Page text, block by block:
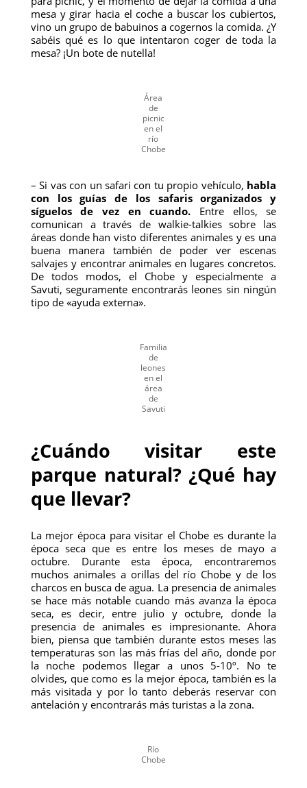
mesa y girar hacia el coche a buscar los cubiertos,
vino un grupo de babuinos a cogernos la comida. ¿Y
sabéis qué es lo que intentaron coger de toda la
mesa? ¡Un bote de nutella!
Área
de
picnic
en el
río
Chobe
– Si vas con un safari con tu propio vehículo, habla
con los guías de los safaris organizados y
síguelos de vez en cuando. Entre ellos, se
comunican a través de walkie-talkies sobre las
áreas donde han visto diferentes animales y es una
buena manera también de poder ver escenas
salvajes y encontrar animales en lugares concretos.
De todos modos, el Chobe y especialmente a
Savuti, seguramente encontrarás leones sin ningún
tipo de «ayuda externa».
Familia
de
leones
en el
área
de
Savuti
¿Cuándo visitar este
parque natural? ¿Qué hay
que llevar?
La mejor época para visitar el Chobe es durante la
época seca que es entre los meses de mayo a
octubre. Durante esta época, encontraremos
muchos animales a orillas del río Chobe y de los
charcos en busca de agua. La presencia de animales
se hace más notable cuando más avanza la época
seca, es decir, entre julio y octubre, donde la
presencia de animales es impresionante. Ahora
bien, piensa que también durante estos meses las
temperaturas son las más frías del año, donde por
la noche podemos llegar a unos 5-10º. No te
olvides, que como es la mejor época, también es la
más visitada y por lo tanto deberás reservar con
antelación y encontrarás más turistas a la zona.
Río
Chobe